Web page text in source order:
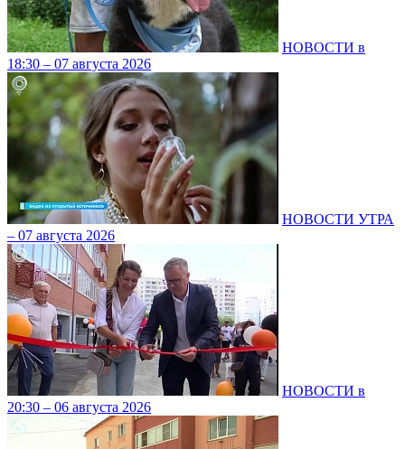
НОВОСТИ в
18:30 – 07 августа 2026
НОВОСТИ УТРА
– 07 августа 2026
НОВОСТИ в
20:30 – 06 августа 2026